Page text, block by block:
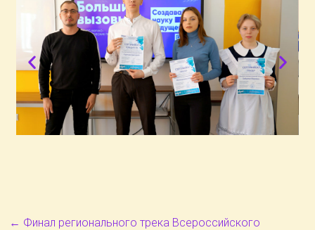
← Финал регионального трека Всероссийского